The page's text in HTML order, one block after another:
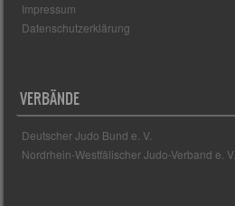
Impressum
Datenschutzerklärung
VERBÄNDE
Deutscher Judo Bund e. V.
Nordrhein-Westfälischer Judo-Verband e. V.